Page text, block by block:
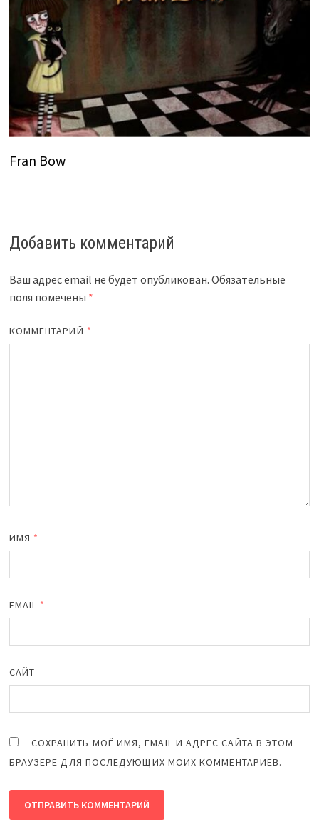
Fran Bow
Добавить комментарий
Ваш адрес email не будет опубликован. Обязательные
поля помечены *
КОММЕНТАРИЙ *
ИМЯ *
EMAIL *
САЙТ
СОХРАНИТЬ МОЁ ИМЯ, EMAIL И АДРЕС САЙТА В ЭТОМ
БРАУЗЕРЕ ДЛЯ ПОСЛЕДУЮЩИХ МОИХ КОММЕНТАРИЕВ.